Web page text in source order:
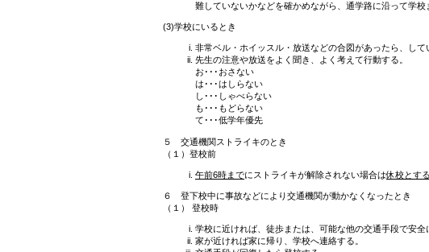
難していないかなどを確かめながら、通学路に沿って学校
(3)学校にいるとき
非常ベル・ホイッスル・放送などの合図があったら、して
先生の注意や放送をよく聞き、よく考えて行動する。
お･･･おさない
は･･･はしらない
し･･･しゃべらない
も･･･もどらない
て･･･低学年優先
５ 交通機関ストライキのとき
（１）登校前
午前6時までにストライキが解除されない場合は休校とする
６ 登下校中に事故などにより交通機関が動かなくなったとき
（１） 登校時
学校に近ければ、徒歩または、可能な他の交通手段で安全
家が近ければ家に帰り、学校へ連絡する。